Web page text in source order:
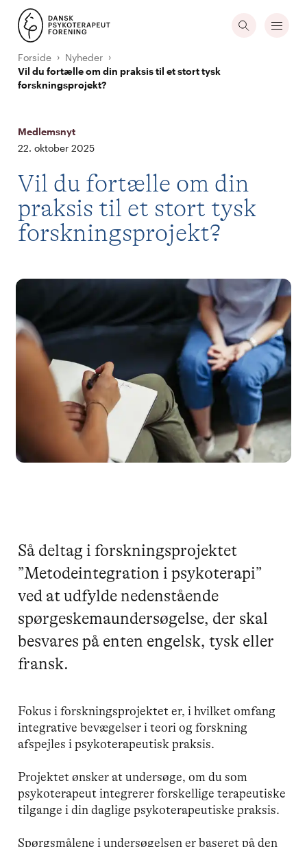
Forside
Nyheder
Vil du fortælle om din praksis til et stort tysk
forskningsprojekt?
Medlemsnyt
22. oktober 2025
Vil du fortælle om din
praksis til et stort tysk
forskningsprojekt?
Så deltag i forskningsprojektet
”Metodeintegration i psykoterapi”
ved at udfylde nedenstående
spørgeskemaundersøgelse, der skal
besvares på enten engelsk, tysk eller
fransk.
Fokus i forskningsprojektet er, i hvilket omfang
integrative bevægelser i teori og forskning
afspejles i psykoterapeutisk praksis.
Projektet ønsker at undersøge, om du som
psykoterapeut integrerer forskellige terapeutiske
tilgange i din daglige psykoterapeutiske praksis.
Spørgsmålene i undersøgelsen er baseret på den